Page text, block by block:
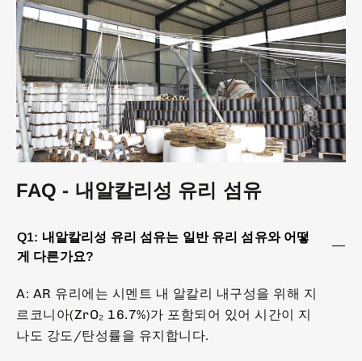
FAQ - 내알칼리성 유리 섬유
Q1: 내알칼리성 유리 섬유는 일반 유리 섬유와 어떻
게 다른가요?
A: AR 유리에는 시멘트 내 알칼리 내구성을 위해 지
르코니아(ZrO₂ 16.7%)가 포함되어 있어 시간이 지
나도 강도/탄성률을 유지합니다.